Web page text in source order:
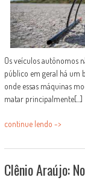
Os veículos autônomos
público em geral há um
onde essas máquinas
matar principalmente[...]
continue lendo ->
Clênio Araújo: